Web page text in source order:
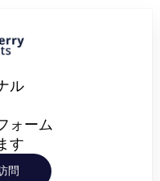
ル
ォーム
す
問